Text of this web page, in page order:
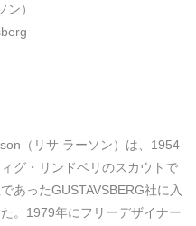
）
（リサ ラーソン）は、1954
グ・リンドベリのスカウトで
あったGUSTAVSBERG社に入
。1979年にフリーデザイナー